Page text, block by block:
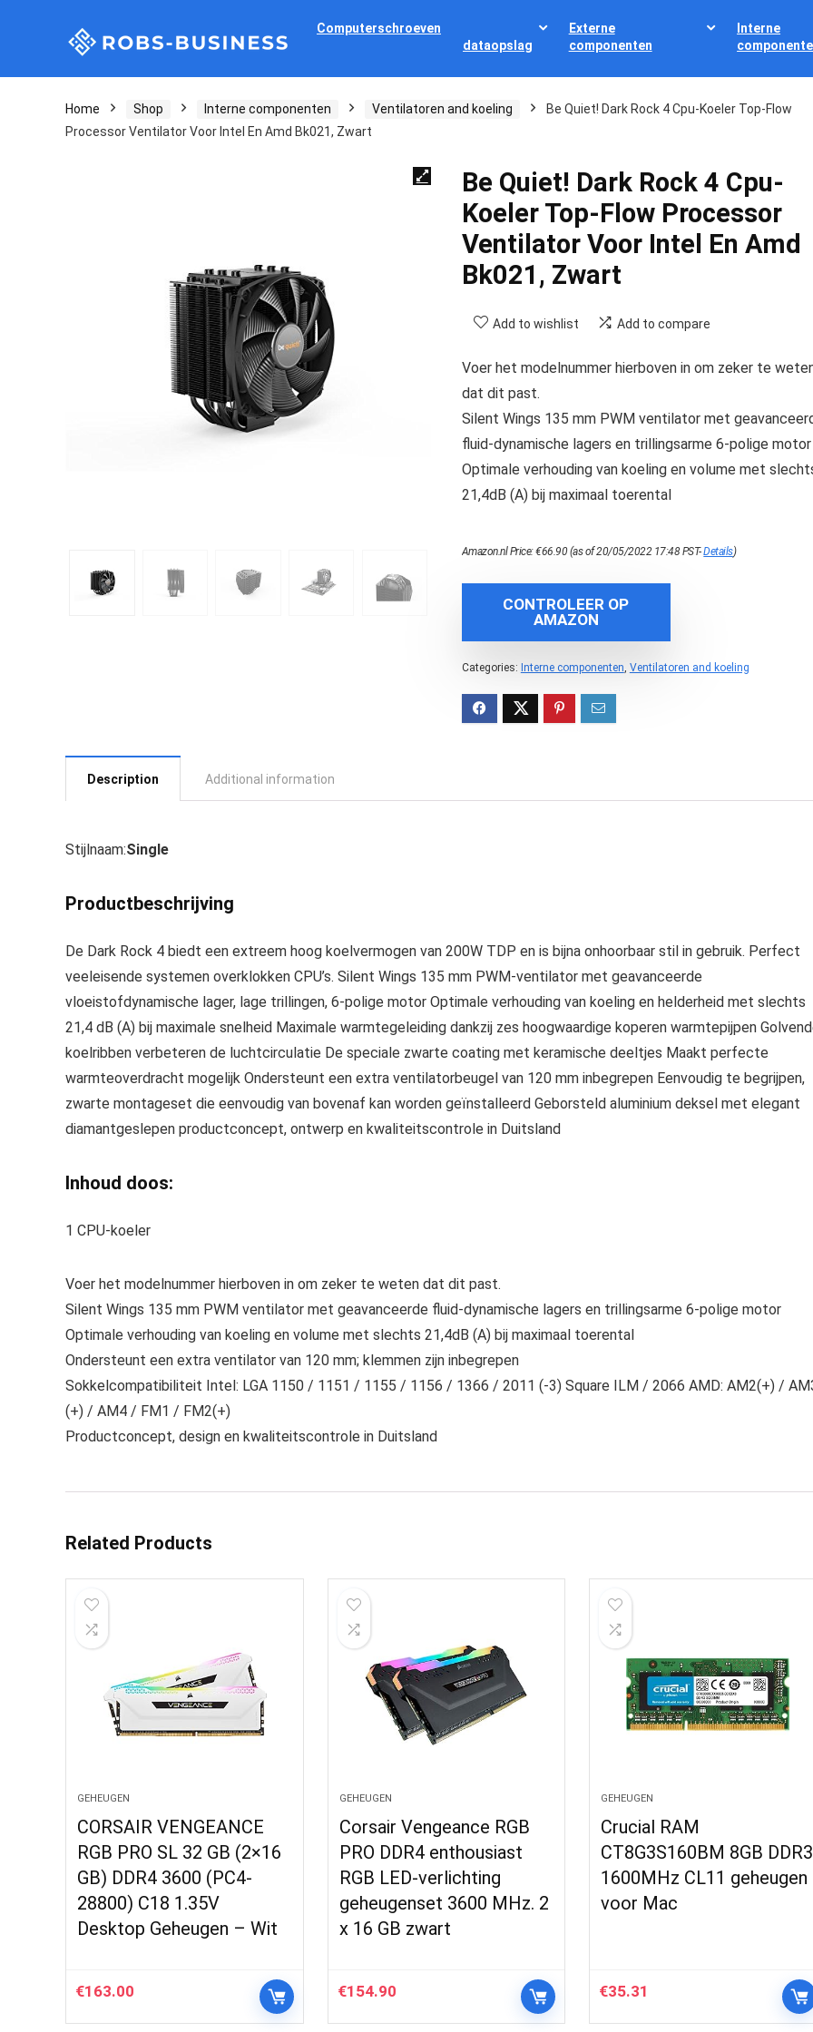
Computerschroeven
dataopslag
Externe
componenten
Interne
Home Shop Interne componenten Ventilatoren and koeling
Be Quiet! Dark Rock 4 Cpu-Koeler Top-Flow
Processor Ventilator Voor Intel En Amd Bk021, Zwart
Be Quiet! Dark Rock 4 Cpu-
Koeler Top-Flow Processor
Ventilator Voor Intel En Amd
Bk021, Zwart
Add to wishlist Add to compare
Voer het modelnummer hierboven in om zeker te
dat dit past.
Silent Wings 135 mm PWM ventilator met
fluid-dynamische lagers en trillingsarme 6-polige motor
Optimale verhouding van koeling en volume met
21,4dB (A) bij maximaal toerental
Amazon.nl Price:€66.90(as of 20/05/2022 17:48 PST-Details)
CONTROLEER OP
AMAZON
Categories: Interne componenten, Ventilatoren and koeling
Description Additional information
Stijlnaam:Single
Productbeschrijving
De Dark Rock 4 biedt een extreem hoog koelvermogen van 200W TDP en is bijna onhoorbaar stil in gebruik. Perfect
veeleisende systemen overklokken CPU’s. Silent Wings 135 mm PWM-ventilator met geavanceerde
vloeistofdynamische lager, lage trillingen, 6-polige motor Optimale verhouding van koeling en helderheid met slechts
21,4 dB (A) bij maximale snelheid Maximale warmtegeleiding dankzij zes hoogwaardige koperen warmtepijpen
koelribben verbeteren de luchtcirculatie De speciale zwarte coating met keramische deeltjes Maakt perfecte
warmteoverdracht mogelijk Ondersteunt een extra ventilatorbeugel van 120 mm inbegrepen Eenvoudig te begrijpen,
zwarte montageset die eenvoudig van bovenaf kan worden geïnstalleerd Geborsteld aluminium deksel met elegant
diamantgeslepen productconcept, ontwerp en kwaliteitscontrole in Duitsland
Inhoud doos:
1 CPU-koeler
Voer het modelnummer hierboven in om zeker te weten dat dit past.
Silent Wings 135 mm PWM ventilator met geavanceerde fluid-dynamische lagers en trillingsarme 6-polige motor
Optimale verhouding van koeling en volume met slechts 21,4dB (A) bij maximaal toerental
Ondersteunt een extra ventilator van 120 mm; klemmen zijn inbegrepen
Sokkelcompatibiliteit Intel: LGA 1150 / 1151 / 1155 / 1156 / 1366 / 2011 (-3) Square ILM / 2066 AMD: AM2(+) /
(+) / AM4 / FM1 / FM2(+)
Productconcept, design en kwaliteitscontrole in Duitsland
Related Products
GEHEUGEN
CORSAIR VENGEANCE
RGB PRO SL 32 GB (2×16
GB) DDR4 3600 (PC4-
28800) C18 1.35V
Desktop Geheugen – Wit
€163.00
GEHEUGEN
Corsair Vengeance RGB
PRO DDR4 enthousiast
RGB LED-verlichting
geheugenset 3600 MHz. 2
x 16 GB zwart
€154.90
GEHEUGEN
Crucial RAM
CT8G3S160BM 8GB DDR3
1600MHz CL11 geheugen
voor Mac
€35.31